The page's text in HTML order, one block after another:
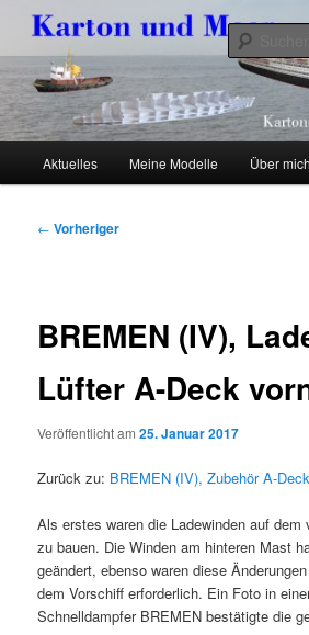
primären
Inhalt
springenKarton und Meer
Kartonmodellbau, mein Hobby
Aktuelles Meine Modelle Über mich
Beitragsnavigation
← Vorheriger
BREMEN (IV),
Lüfter A-Deck
Veröffentlicht am25. Januar 2017
Zurück zu: BREMEN (IV), Zubehör A-
Als erstes waren die Ladewinden auf dem
zu bauen. Die Winden am hinteren Mast
geändert, ebenso waren diese
dem Vorschiff erforderlich. Ein Foto in
Schnelldampfer BREMEN bestätigte die